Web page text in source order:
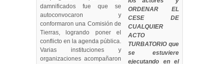
damnificados fue que se
autoconvocaron y
conformaron una Comisión de
Tierras, logrando poner el
conflicto en la agenda pública.
Varias instituciones y
organizaciones acompañaron
ORDENAR EL
CESE DE
CUALQUIER
ACTO
TURBATORIO que
se estuviere
ejecutando en el